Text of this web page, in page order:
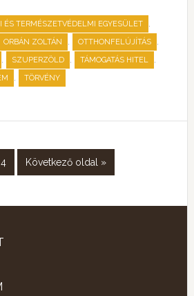
ÉS TERMÉSZETVÉDELMI EGYESÜLET ,
ORBÁN ZOLTÁN , OTTHONFELÚJÍTÁS ,
, SZUPERZÖLD , TÁMOGATÁS HITEL ,
, TÖRVÉNY
4 Következő oldal »